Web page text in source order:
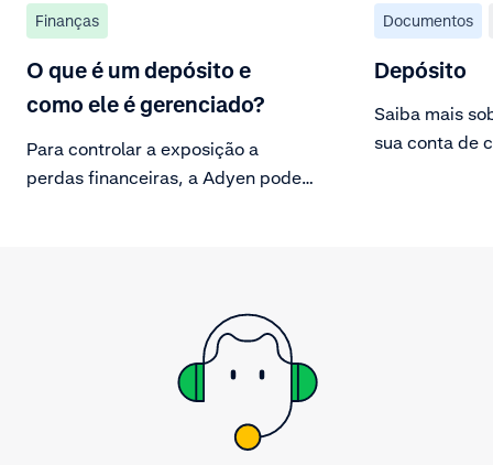
Finanças
O que é um depósito e
como ele é gerenciado?
Para controlar a exposição a
perdas financeiras, a Adyen pode
Documentos
Depósito
Saiba mais
sua conta de